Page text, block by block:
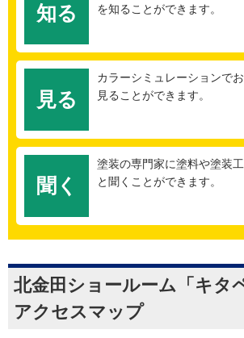
知る
を知ることができます。
見る
カラーシミュレーションで
見ることができます。
聞く
塗装の専門家に塗料や塗装
と聞くことができます。
北金田ショールーム「キタ
アクセスマップ